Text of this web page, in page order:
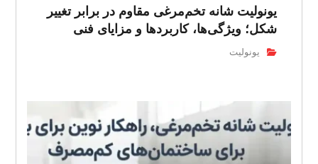
یونولیت شانه تخم‌مرغی مقاوم در برابر تغییر
شکل؛ ویژگی‌ها، کاربردها و مزایای فنی
یونولیت